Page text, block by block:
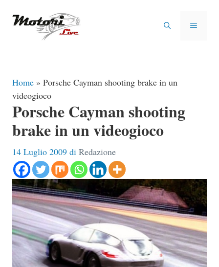
MENU
Home » Porsche Cayman shooting brake in un
videogioco
Porsche Cayman shooting
brake in un videogioco
14 Luglio 2009 di Redazione